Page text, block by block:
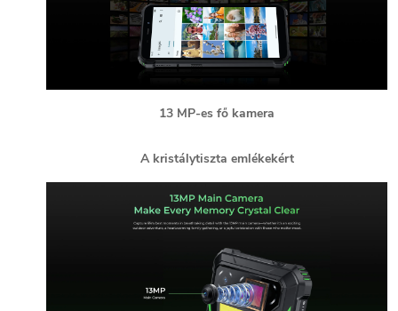
13 MP-es fő kamera
A kristálytiszta emlékekért